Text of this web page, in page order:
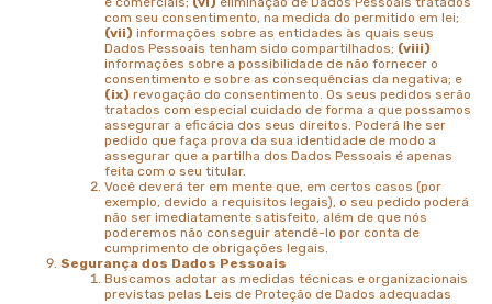
com seu consentimento, na medida do permitido em lei;
(vii) informações sobre as entidades às quais seus
Dados Pessoais tenham sido compartilhados; (viii)
informações sobre a possibilidade de não fornecer o
consentimento e sobre as consequências da negativa; e
(ix) revogação do consentimento. Os seus pedidos serão
tratados com especial cuidado de forma a que possamos
assegurar a eficácia dos seus direitos. Poderá lhe ser
pedido que faça prova da sua identidade de modo a
assegurar que a partilha dos Dados Pessoais é apenas
feita com o seu titular.
Você deverá ter em mente que, em certos casos (por
exemplo, devido a requisitos legais), o seu pedido poderá
não ser imediatamente satisfeito, além de que nós
poderemos não conseguir atendê-lo por conta de
cumprimento de obrigações legais.
Segurança dos Dados Pessoais
Buscamos adotar as medidas técnicas e organizacionais
previstas pelas Leis de Proteção de Dados adequadas